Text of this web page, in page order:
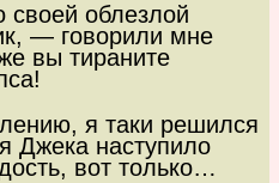
облезлой
— говорили мне
вы тираните
я таки решился
Джека наступило
вот только…